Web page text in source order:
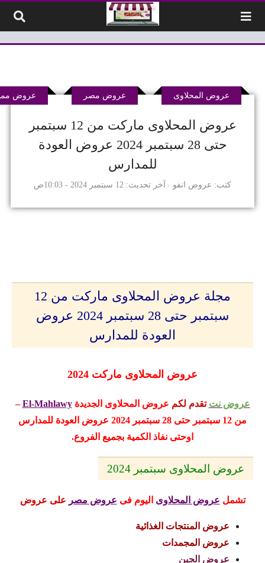
عروض المحلاوى ماركت من 12 سبتمبر
حتى 28 سبتمبر 2024 عروض العودة
للمدارس
كتب عروض انفو
عروض المحلاوى عروض مصر عروض
آخر تحديث 12 سبتمبر 2024 - 10:03ص
مجلة عروض المحلاوى ماركت من 12
سبتمبر حتى 28 سبتمبر 2024 عروض
العودة للمدارس
عروض المحلاوى ماركت 2024
عروض نت تقدم لكم عروض المحلاوى الجديدةEl-Mahlawy
–
من 12 سبتمبر حتى 28 سبتمبر 2024 عروض العودة للمدارس
اوحتى نفاذ الكمية بجميع الفروع.
عروض المحلاوى سبتمبر 2024
تشمل عروض المحلاوى اليومفى عروض مصر على عروض
عروض المنتجات الغذائية
عروض المجمدات
عروض الجبن